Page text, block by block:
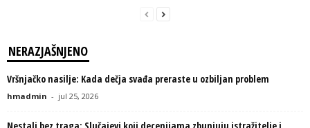
NERAZJAŠNJENO
Vršnjačko nasilje: Kada dečja svađa preraste u ozbiljan problem
hmadmin - jul 25, 2026